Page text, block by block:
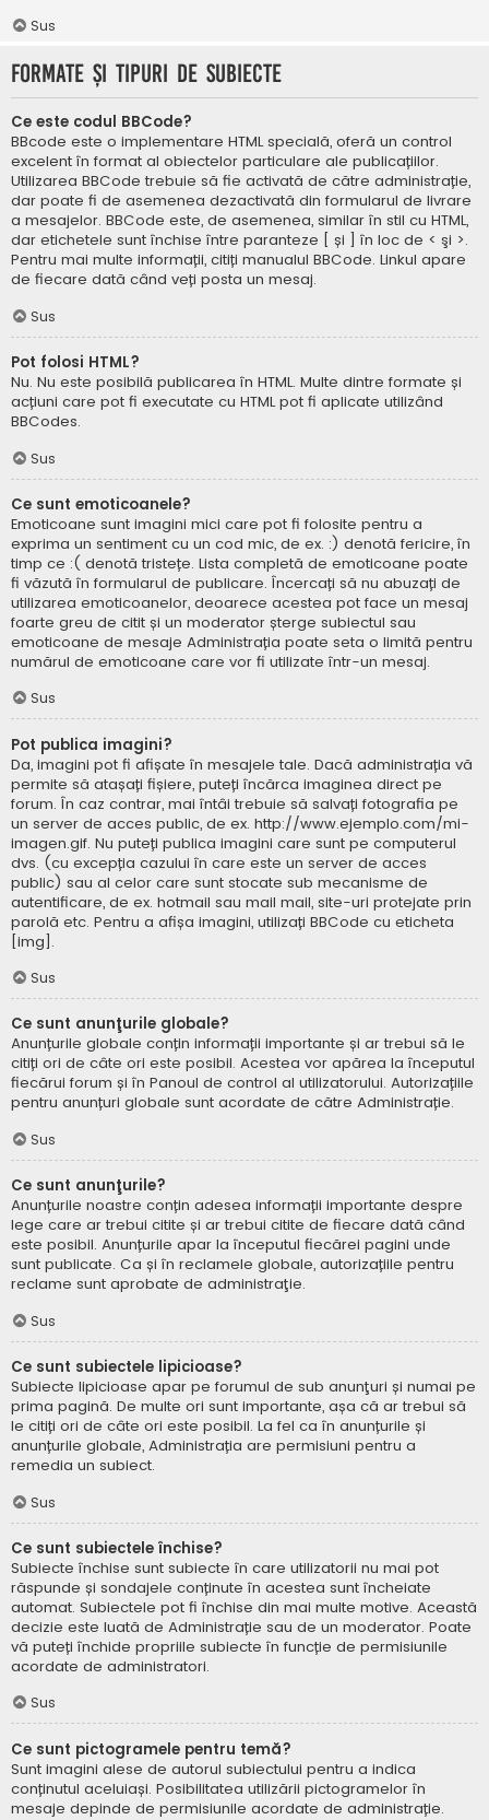
Sus
Formate și tipuri de subiecte
Ce este codul BBCode?
BBcode este o implementare HTML specială, oferă un control
excelent în format al obiectelor particulare ale publicațiilor.
Utilizarea BBCode trebuie să fie activată de către administrație,
dar poate fi de asemenea dezactivată din formularul de livrare
a mesajelor. BBCode este, de asemenea, similar în stil cu HTML,
dar etichetele sunt închise între paranteze [ și ] în loc de < şi >.
Pentru mai multe informații, citiți manualul BBCode. Linkul apare
de fiecare dată când veți posta un mesaj.
Sus
Pot folosi HTML?
Nu. Nu este posibilă publicarea în HTML. Multe dintre formate și
acțiuni care pot fi executate cu HTML pot fi aplicate utilizând
BBCodes.
Sus
Ce sunt emoticoanele?
Emoticoane sunt imagini mici care pot fi folosite pentru a
exprima un sentiment cu un cod mic, de ex. :) denotă fericire, în
timp ce :( denotă tristețe. Lista completă de emoticoane poate
fi văzută în formularul de publicare. Încercați să nu abuzați de
utilizarea emoticoanelor, deoarece acestea pot face un mesaj
foarte greu de citit și un moderator șterge subiectul sau
emoticoane de mesaje Administrația poate seta o limită pentru
numărul de emoticoane care vor fi utilizate într-un mesaj.
Sus
Pot publica imagini?
Da, imagini pot fi afișate în mesajele tale. Dacă administrația vă
permite să atașați fișiere, puteți încărca imaginea direct pe
forum. În caz contrar, mai întâi trebuie să salvați fotografia pe
un server de acces public, de ex. http://www.ejemplo.com/mi-
imagen.gif. Nu puteți publica imagini care sunt pe computerul
dvs. (cu excepția cazului în care este un server de acces
public) sau al celor care sunt stocate sub mecanisme de
autentificare, de ex. hotmail sau mail mail, site-uri protejate prin
parolă etc. Pentru a afișa imagini, utilizați BBCode cu eticheta
[img].
Sus
Ce sunt anunţurile globale?
Anunțurile globale conțin informații importante și ar trebui să le
citiți ori de câte ori este posibil. Acestea vor apărea la începutul
fiecărui forum și în Panoul de control al utilizatorului. Autorizațiile
pentru anunțuri globale sunt acordate de către Administrație.
Sus
Ce sunt anunţurile?
Anunțurile noastre conțin adesea informații importante despre
lege care ar trebui citite și ar trebui citite de fiecare dată când
este posibil. Anunțurile apar la începutul fiecărei pagini unde
sunt publicate. Ca și în reclamele globale, autorizațiile pentru
reclame sunt aprobate de administraţie.
Sus
Ce sunt subiectele lipicioase?
Subiecte lipicioase apar pe forumul de sub anunţuri și numai pe
prima pagină. De multe ori sunt importante, așa că ar trebui să
le citiți ori de câte ori este posibil. La fel ca în anunțurile și
anunțurile globale, Administrația are permisiuni pentru a
remedia un subiect.
Sus
Ce sunt subiectele închise?
Subiecte închise sunt subiecte în care utilizatorii nu mai pot
răspunde și sondajele conținute în acestea sunt încheiate
automat. Subiectele pot fi închise din mai multe motive. Această
decizie este luată de Administrație sau de un moderator. Poate
vă puteți închide propriile subiecte în funcție de permisiunile
acordate de administratori.
Sus
Ce sunt pictogramele pentru temă?
Sunt imagini alese de autorul subiectului pentru a indica
conținutul aceluiași. Posibilitatea utilizării pictogramelor în
mesaje depinde de permisiunile acordate de administrație.